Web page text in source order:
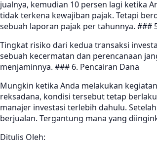
jualnya, kemudian 10 persen lagi ketika
tidak terkena kewajiban pajak. Tetapi
sebuah laporan pajak per tahunnya. ###
Tingkat risiko dari kedua transaksi
sebuah kecermatan dan perencanaan
menjaminnya. ### 6. Pencairan Dana
Mungkin ketika Anda melakukan
reksadana, kondisi tersebut tetap
manajer investasi terlebih dahulu.
berjualan. Tergantung mana yang
Ditulis Oleh: